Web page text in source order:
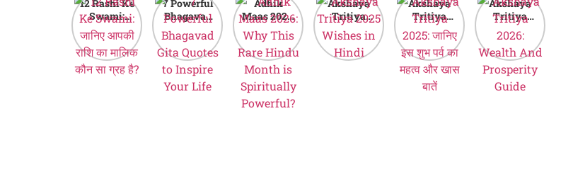
12 Rashi Ke
Swami:
जानिए आपकी
राशि का मालिक
कौन सा ग्रह है?
7 Powerful
Bhagavad
Gita Quotes
to Inspire
Your Life
Adhik
Maas 2026:
Why This
Rare Hindu
Month is
Spiritually
Powerful?
Akshaya
Tritiya
2025
Wishes in
Hindi
Akshaya
Tritiya
2025: जानिए
इस शुभ पर्व का
महत्व और खास
बातें
Akshaya
Tritiya
2026:
Wealth And
Prosperity
Guide